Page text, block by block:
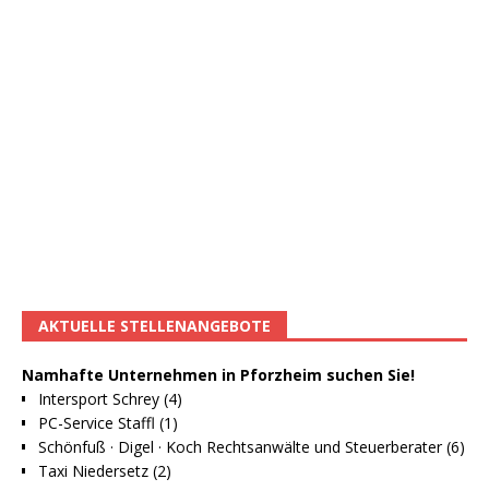
AKTUELLE STELLENANGEBOTE
Namhafte Unternehmen in Pforzheim suchen Sie!
Intersport Schrey (4)
PC-Service Staffl (1)
Schönfuß · Digel · Koch Rechtsanwälte und Steuerberater (6)
Taxi Niedersetz (2)